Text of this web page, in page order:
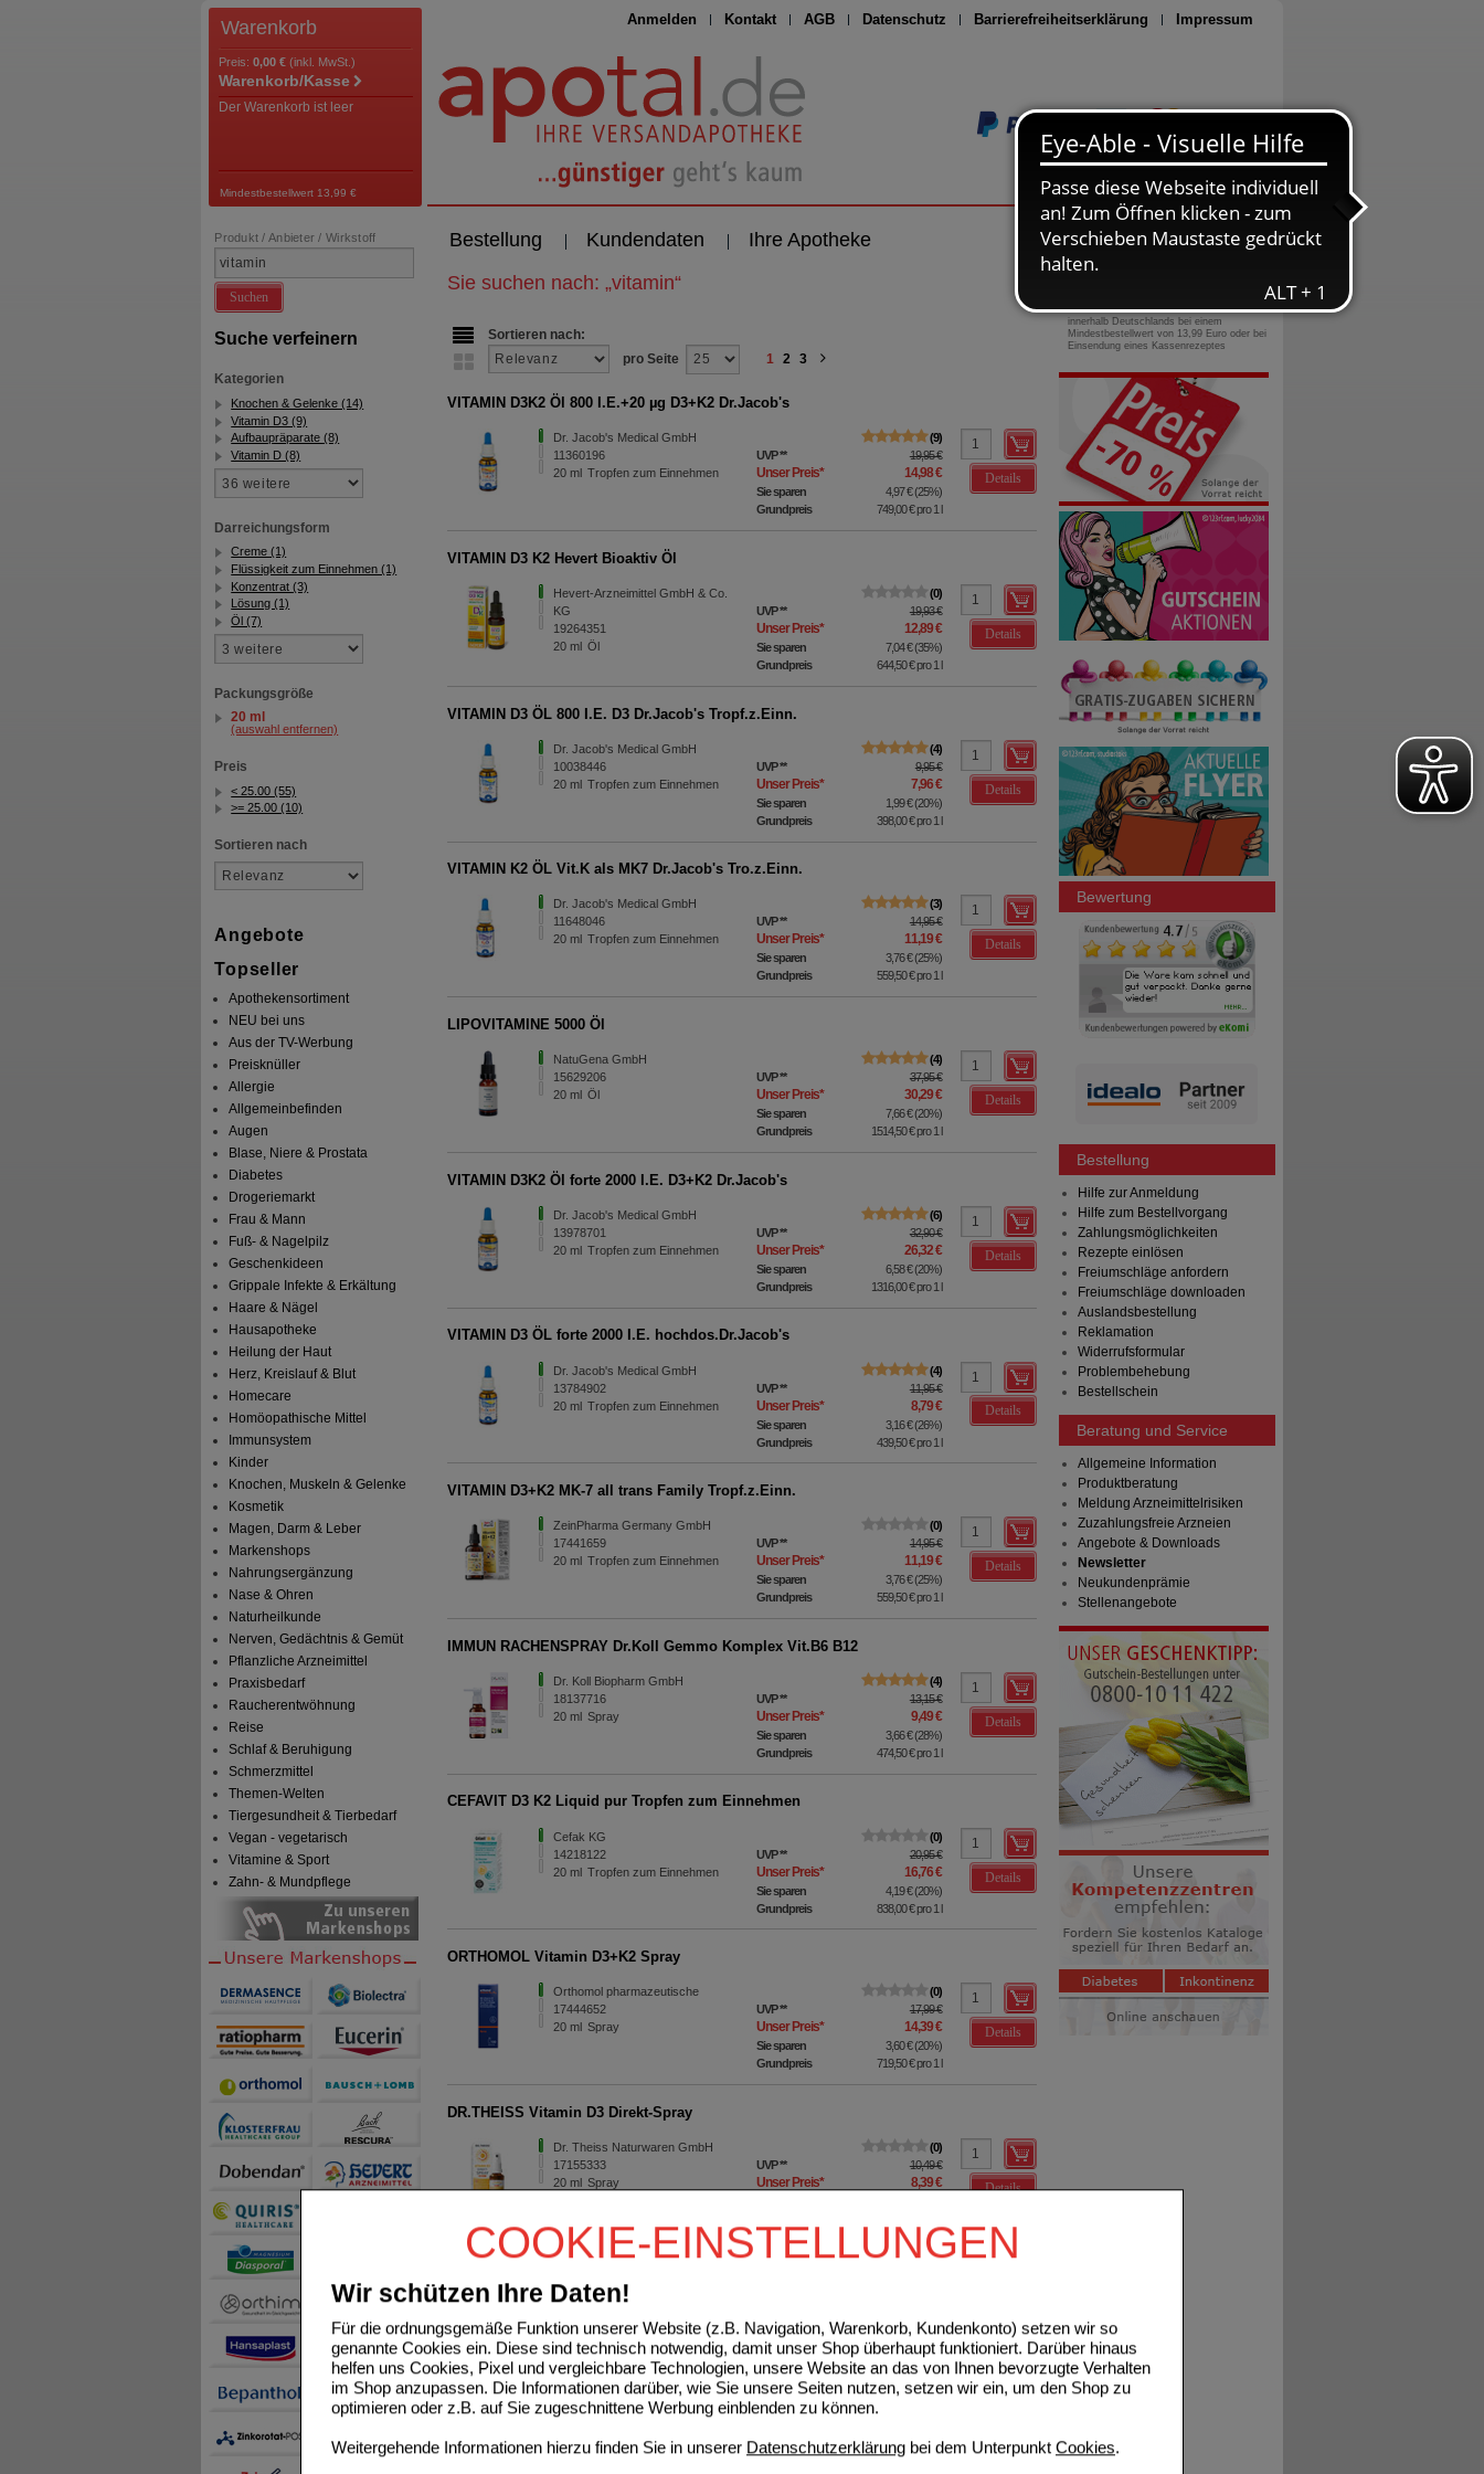
COOKIE-EINSTELLUNGEN
Wir schützen Ihre Daten!
Für die ordnungsgemäße Funktion unserer Website (z.B. Navigation, Warenkorb, Kundenkonto) setzen wir so
genannte Cookies ein. Diese sind technisch notwendig, damit unser Shop überhaupt funktioniert. Darüber hinaus
helfen uns Cookies, Pixel und vergleichbare Technologien, unsere Website an das von Ihnen bevorzugte Verhalten
im Shop anzupassen. Die Informationen darüber, wie Sie unsere Seiten nutzen, setzen wir ein, um den Shop zu
optimieren oder z.B. auf Sie zugeschnittene Werbung einblenden zu können.
Weitergehende Informationen hierzu finden Sie in unserer Datenschutzerklärung bei dem Unterpunkt Cookies.
Anmelden Kontakt AGB Datenschutz Barrierefreiheitserklärung Impressum
Seite drucken
Warenkorb
Preis: 0,00 € (inkl. MwSt.)
Warenkorb/Kasse
Der Warenkorb ist leer
Mindestbestellwert 13,99 €
Bestellung Kundendaten Ihre Apotheke
Produkt / Anbieter / Wirkstoff
Suchen
Suche verfeinern
Kategorien
Knochen & Gelenke (14)
Vitamin D3 (9)
Aufbaupräparate (8)
Vitamin D (8)
Darreichungsform
Creme (1)
Flüssigkeit zum Einnehmen (1)
Konzentrat (3)
Lösung (1)
Öl (7)
Packungsgröße
20 ml
(auswahl entfernen)
Preis
< 25.00 (55)
>= 25.00 (10)
Sortieren nach
Angebote
Topseller
Apothekensortiment
NEU bei uns
Aus der TV-Werbung
Preisknüller
Allergie
Allgemeinbefinden
Augen
Blase, Niere & Prostata
Diabetes
Drogeriemarkt
Frau & Mann
Fuß- & Nagelpilz
Geschenkideen
Grippale Infekte & Erkältung
Haare & Nägel
Hausapotheke
Heilung der Haut
Herz, Kreislauf & Blut
Homecare
Homöopathische Mittel
Immunsystem
Kinder
Knochen, Muskeln & Gelenke
Kosmetik
Magen, Darm & Leber
Markenshops
Nahrungsergänzung
Nase & Ohren
Naturheilkunde
Nerven, Gedächtnis & Gemüt
Pflanzliche Arzneimittel
Praxisbedarf
Raucherentwöhnung
Reise
Schlaf & Beruhigung
Schmerzmittel
Themen-Welten
Tiergesundheit & Tierbedarf
Vegan - vegetarisch
Vitamine & Sport
Zahn- & Mundpflege
Sie suchen nach: „vitamin“
Sortieren nach:
pro Seite
1 2 3
VITAMIN D3K2 Öl 800 I.E.+20 µg D3+K2 Dr.Jacob's
Dr. Jacob's Medical GmbH
11360196
20 ml Tropfen zum Einnehmen
9
UVP** 19,95 €
Unser Preis* 14,98 €
Sie sparen 4,97 €(25%)
Grundpreis
749,00 €pro 1 l
Details
VITAMIN D3 K2 Hevert Bioaktiv Öl
Hevert-Arzneimittel GmbH & Co.
KG
19264351
20 ml Öl
0
UVP** 19,93 €
Unser Preis* 12,89 €
Sie sparen 7,04 €(35%)
Grundpreis
644,50 €pro 1 l
Details
VITAMIN D3 ÖL 800 I.E. D3 Dr.Jacob's Tropf.z.Einn.
Dr. Jacob's Medical GmbH
10038446
20 ml Tropfen zum Einnehmen
4
UVP** 9,95 €
Unser Preis* 7,96 €
Sie sparen 1,99 €(20%)
Grundpreis
398,00 €pro 1 l
Details
VITAMIN K2 ÖL Vit.K als MK7 Dr.Jacob's Tro.z.Einn.
Dr. Jacob's Medical GmbH
11648046
20 ml Tropfen zum Einnehmen
3
UVP** 14,95 €
Unser Preis* 11,19 €
Sie sparen 3,76 €(25%)
Grundpreis
559,50 €pro 1 l
Details
LIPOVITAMINE 5000 Öl
NatuGena GmbH
15629206
20 ml Öl
4
UVP** 37,95 €
Unser Preis* 30,29 €
Sie sparen 7,66 €(20%)
Grundpreis
1514,50 €pro 1 l
Details
VITAMIN D3K2 Öl forte 2000 I.E. D3+K2 Dr.Jacob's
Dr. Jacob's Medical GmbH
13978701
20 ml Tropfen zum Einnehmen
6
UVP** 32,90 €
Unser Preis* 26,32 €
Sie sparen 6,58 €(20%)
Grundpreis
1316,00 €pro 1 l
Details
VITAMIN D3 ÖL forte 2000 I.E. hochdos.Dr.Jacob's
Dr. Jacob's Medical GmbH
13784902
20 ml Tropfen zum Einnehmen
4
UVP** 11,95 €
Unser Preis* 8,79 €
Sie sparen 3,16 €(26%)
Grundpreis
439,50 €pro 1 l
Details
VITAMIN D3+K2 MK-7 all trans Family Tropf.z.Einn.
ZeinPharma Germany GmbH
17441659
20 ml Tropfen zum Einnehmen
0
UVP** 14,95 €
Unser Preis* 11,19 €
Sie sparen 3,76 €(25%)
Grundpreis
559,50 €pro 1 l
Details
IMMUN RACHENSPRAY Dr.Koll Gemmo Komplex Vit.B6 B12
Dr. Koll Biopharm GmbH
18137716
20 ml Spray
4
UVP** 13,15 €
Unser Preis* 9,49 €
Sie sparen 3,66 €(28%)
Grundpreis
474,50 €pro 1 l
Details
CEFAVIT D3 K2 Liquid pur Tropfen zum Einnehmen
Cefak KG
14218122
20 ml Tropfen zum Einnehmen
0
UVP** 20,95 €
Unser Preis* 16,76 €
Sie sparen 4,19 €(20%)
Grundpreis
838,00 €pro 1 l
Details
ORTHOMOL Vitamin D3+K2 Spray
Orthomol pharmazeutische
17444652
20 ml Spray
0
UVP** 17,99 €
Unser Preis* 14,39 €
Sie sparen 3,60 €(20%)
Grundpreis
719,50 €pro 1 l
Details
DR.THEISS Vitamin D3 Direkt-Spray
Dr. Theiss Naturwaren GmbH
17155333
20 ml Spray
0
UVP** 10,49 €
Unser Preis* 8,39 € Details
Dr. Jacob's Medical GmbH
14366124
20ml Tropfen zum Einnehmen
UVP
27,50 €
Unser Preis* 22,00 €
Sie sparen 5,50 €(20% )
Grundpreis
1100,00 €pro 1 l
Details
B12 ASMEDIC Tropfen
Dyckerhoff Pharma GmbH &
1
0800-10 11 422
gebührenfreie Rufnummer
innerhalb Deutschlands bei einem
Mindestbestellwert von 13,99 Euro oder bei
Einsendung eines Kassenrezeptes
Bewertung
Bestellung
Hilfe zur Anmeldung
Hilfe zum Bestellvorgang
Zahlungsmöglichkeiten
Rezepte einlösen
Freiumschläge anfordern
Freiumschläge downloaden
Auslandsbestellung
Reklamation
Widerrufsformular
Problembehebung
Bestellschein
Beratung und Service
Allgemeine Information
Produktberatung
Meldung Arzneimittelrisiken
Zuzahlungsfreie Arzneien
Angebote & Downloads
Newsletter
Neukundenprämie
Stellenangebote